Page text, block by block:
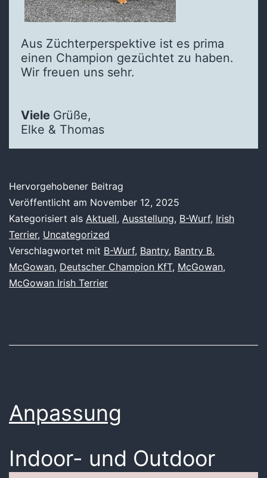
Aus Züchterperspektive ist es prima
einen Champion gezüchtet zu haben.
Wir freuen uns sehr.
Viele Grüße,
Elke & Thomas
Hervorgehobener Beitrag
Veröffentlicht am November 12, 2025
Kategorisiert als Aktuell, Ausstellung, B-Wurf, Irish
Terrier, Uncategorized
Verschlagwortet mit B-Wurf, Bantry, Bantry B.
McGowan, Deutscher Champion KfT, McGowan,
McGowan Irish Terrier
Anpassung
Indoor- und Outdoor